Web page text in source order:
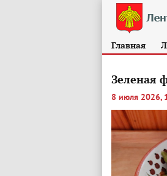
Главная
Зеленая
8 июля 2026,